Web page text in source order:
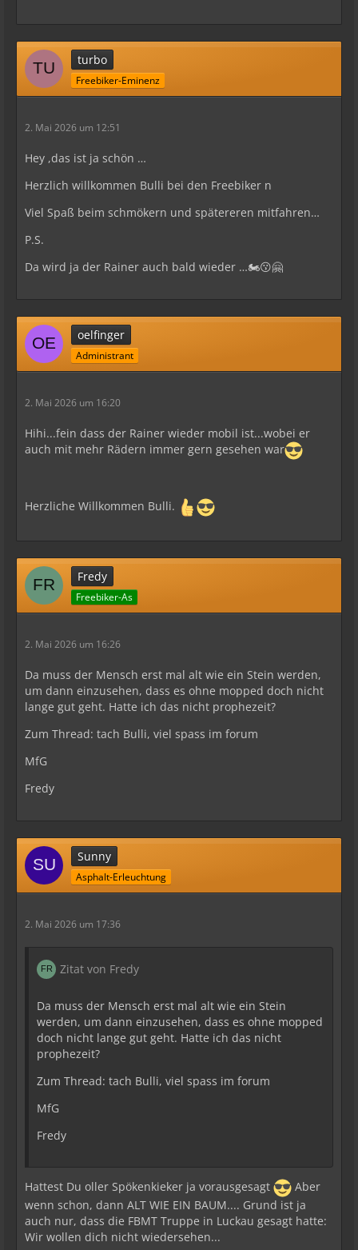
turbo
Freebiker-Eminenz
2. Mai 2026 um 12:51
Hey ,das ist ja schön …
Herzlich willkommen Bulli bei den Freebiker n
Viel Spaß beim schmökern und spätereren mitfahren…
P.S.
Da wird ja der Rainer auch bald wieder …🏍️😗🤗
oelfinger
Administrant
2. Mai 2026 um 16:20
Hihi...fein dass der Rainer wieder mobil ist...wobei er
auch mit mehr Rädern immer gern gesehen war
Herzliche Willkommen Bulli.
Fredy
Freebiker-As
2. Mai 2026 um 16:26
Da muss der Mensch erst mal alt wie ein Stein werden,
um dann einzusehen, dass es ohne mopped doch nicht
lange gut geht. Hatte ich das nicht prophezeit?
Zum Thread: tach Bulli, viel spass im forum
MfG
Fredy
Sunny
Asphalt-Erleuchtung
2. Mai 2026 um 17:36
Zitat von Fredy
Da muss der Mensch erst mal alt wie ein Stein
werden, um dann einzusehen, dass es ohne mopped
doch nicht lange gut geht. Hatte ich das nicht
prophezeit?
Zum Thread: tach Bulli, viel spass im forum
MfG
Fredy
Hattest Du oller Spökenkieker ja vorausgesagt
Aber
wenn schon, dann ALT WIE EIN BAUM.... Grund ist ja
auch nur, dass die FBMT Truppe in Luckau gesagt hatte:
Wir wollen dich nicht wiedersehen...